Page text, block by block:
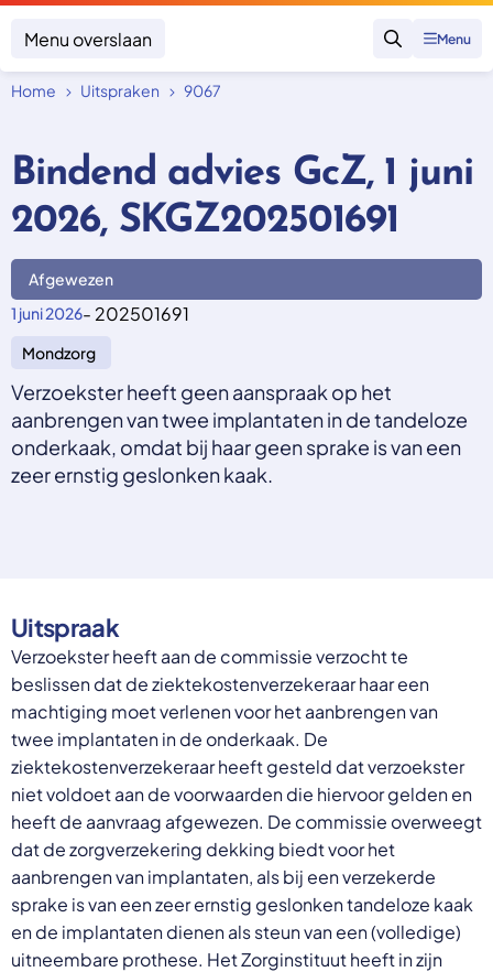
Menu overslaan
Zoeken
Menu
Onderwerpen
Zorgverzekering afsluiten
Zorgverzekering betalen
Vergoeding van zorg
Zorg in het buitenland
Nieuw in Nederland
Geen zorgverzekering
Overheid moet proactief
ondersteuning bieden bij schulden, niet
straffen
Schrap de opslag op de zorgpremie voor mensen die
niet kunnen betalen en bied proactieve
ondersteuning, zoals automatische zorgtoeslag. Zo
voorkomt de overheid schulden, vermindert stress
en blijft noodzakelijke zorg toegankelijk.
Lees meer
Focus en impact
Uitspraken
Trainingen
Over SKGZ
Nieuws
Casussen
Vacatures
Contact
Polski
Romana
български
Українська
русский
Espanol
Francais
Home Uitspraken 9067
Bindend advies GcZ, 1 juni
2026, SKGZ202501691
Afgewezen
1 juni 2026- 202501691
Mondzorg
Verzoekster heeft geen aanspraak op het
aanbrengen van twee implantaten in de tandeloze
onderkaak, omdat bij haar geen sprake is van een
zeer ernstig geslonken kaak.
Uitspraak
Verzoekster heeft aan de commissie verzocht te
beslissen dat de ziektekostenverzekeraar haar een
machtiging moet verlenen voor het aanbrengen van
twee implantaten in de onderkaak. De
ziektekostenverzekeraar heeft gesteld dat verzoekster
niet voldoet aan de voorwaarden die hiervoor gelden en
heeft de aanvraag afgewezen. De commissie overweegt
dat de zorgverzekering dekking biedt voor het
aanbrengen van implantaten, als bij een verzekerde
sprake is van een zeer ernstig geslonken tandeloze kaak
en de implantaten dienen als steun van een (volledige)
uitneembare prothese. Het Zorginstituut heeft in zijn